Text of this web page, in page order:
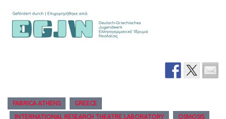
FABRICA ATHENS GREECE
INTERNATIONAL RESEARCH THEATRE LABORATORY OSMOSIS